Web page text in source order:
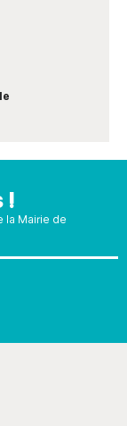
!
la Mairie de